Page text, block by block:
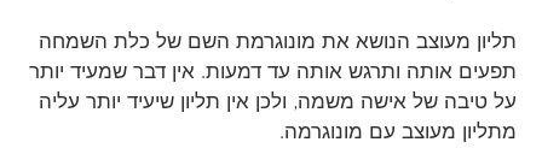
תליון מעוצב הנושא את מונוגרמת השם של כלת השמחה
תפעים אותה ותרגש אותה עד דמעות. אין דבר שמעיד יותר
על טיבה של אישה משמה, ולכן אין תליון שיעיד יותר עליה
מתליון מעוצב עם מונוגרמה.